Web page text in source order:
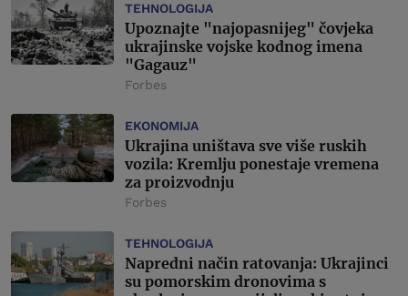
TEHNOLOGIJA
Upoznajte "najopasnijeg" čovjeka
ukrajinske vojske kodnog imena
"Gagauz"
Forbes
EKONOMIJA
Ukrajina uništava sve više ruskih
vozila: Kremlju ponestaje vremena
za proizvodnju
Forbes
TEHNOLOGIJA
Napredni način ratovanja: Ukrajinci
su pomorskim dronovima s